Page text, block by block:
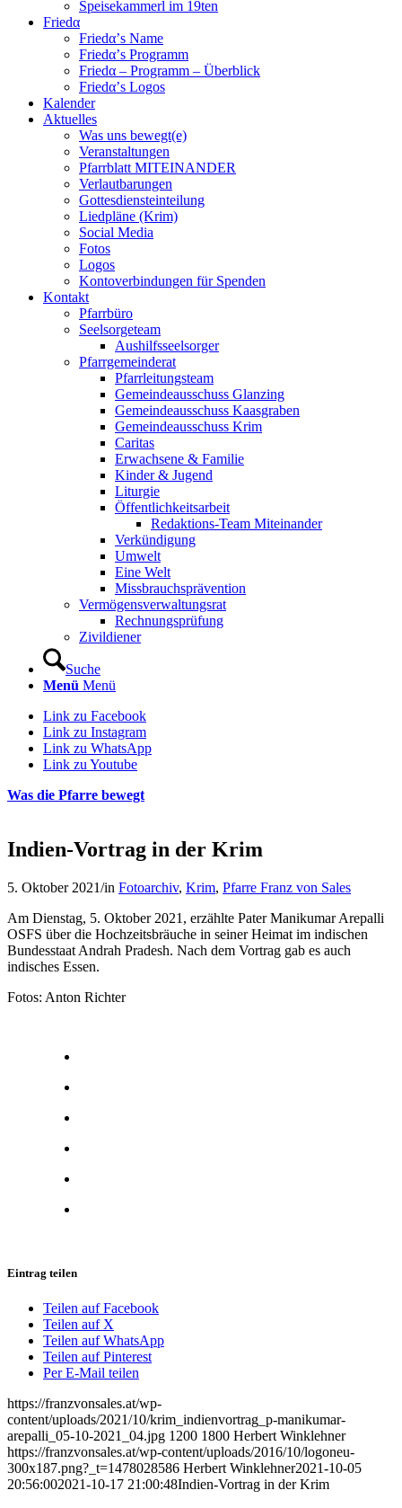
Speisekammerl im 19ten
Friedα
Friedα’s Name
Friedα’s Programm
Friedα – Programm – Überblick
Friedα’s Logos
Kalender
Aktuelles
Was uns bewegt(e)
Veranstaltungen
Pfarrblatt MITEINANDER
Verlautbarungen
Gottesdiensteinteilung
Liedpläne (Krim)
Social Media
Fotos
Logos
Kontoverbindungen für Spenden
Kontakt
Pfarrbüro
Seelsorgeteam
Aushilfsseelsorger
Pfarrgemeinderat
Pfarrleitungsteam
Gemeindeausschuss Glanzing
Gemeindeausschuss Kaasgraben
Gemeindeausschuss Krim
Caritas
Erwachsene & Familie
Kinder & Jugend
Liturgie
Öffentlichkeitsarbeit
Redaktions-Team Miteinander
Verkündigung
Umwelt
Eine Welt
Missbrauchsprävention
Vermögensverwaltungsrat
Rechnungsprüfung
Zivildiener
Suche
Menü Menü
Link zu Facebook
Link zu Instagram
Link zu WhatsApp
Link zu Youtube
Was die Pfarre bewegt
Indien-Vortrag in der Krim
5. Oktober 2021/in Fotoarchiv, Krim, Pfarre Franz von Sales
Am Dienstag, 5. Oktober 2021, erzählte Pater Manikumar Arepalli
OSFS über die Hochzeitsbräuche in seiner Heimat im indischen
Bundesstaat Andrah Pradesh. Nach dem Vortrag gab es auch
indisches Essen.
Fotos: Anton Richter
Eintrag teilen
Teilen auf Facebook
Teilen auf X
Teilen auf WhatsApp
Teilen auf Pinterest
Per E-Mail teilen
https://franzvonsales.at/wp-
content/uploads/2021/10/krim_indienvortrag_p-manikumar-
arepalli_05-10-2021_04.jpg 1200 1800 Herbert Winklehner
https://franzvonsales.at/wp-content/uploads/2016/10/logoneu-
300x187.png?_t=1478028586 Herbert Winklehner2021-10-05
20:56:002021-10-17 21:00:48Indien-Vortrag in der Krim